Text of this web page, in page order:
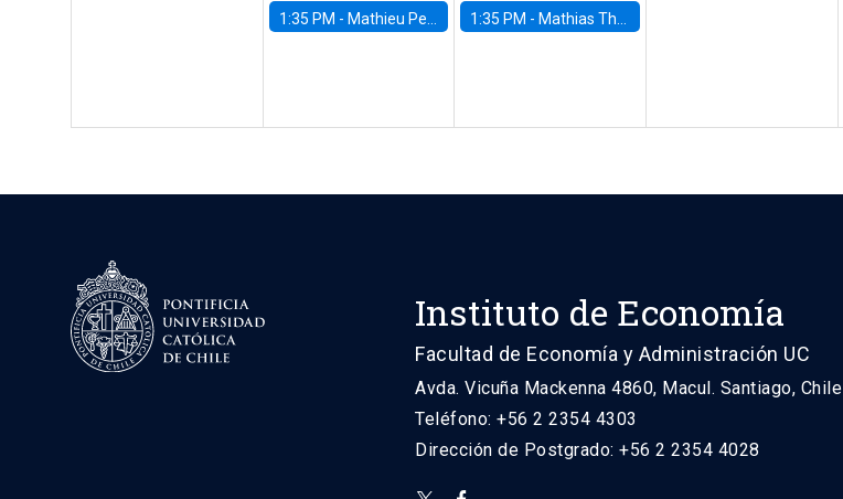
1:35 PM - Mathieu Pedemonte, IDB 1:35 PM - Mathias Thoenig, University of Lausanne
Instituto de Economía
Facultad de Economía y Administración UC
Avda. Vicuña Mackenna 4860, Macul. Santiago, Chile
Teléfono: +56 2 2354 4303
Dirección de Postgrado: +56 2 2354 4028